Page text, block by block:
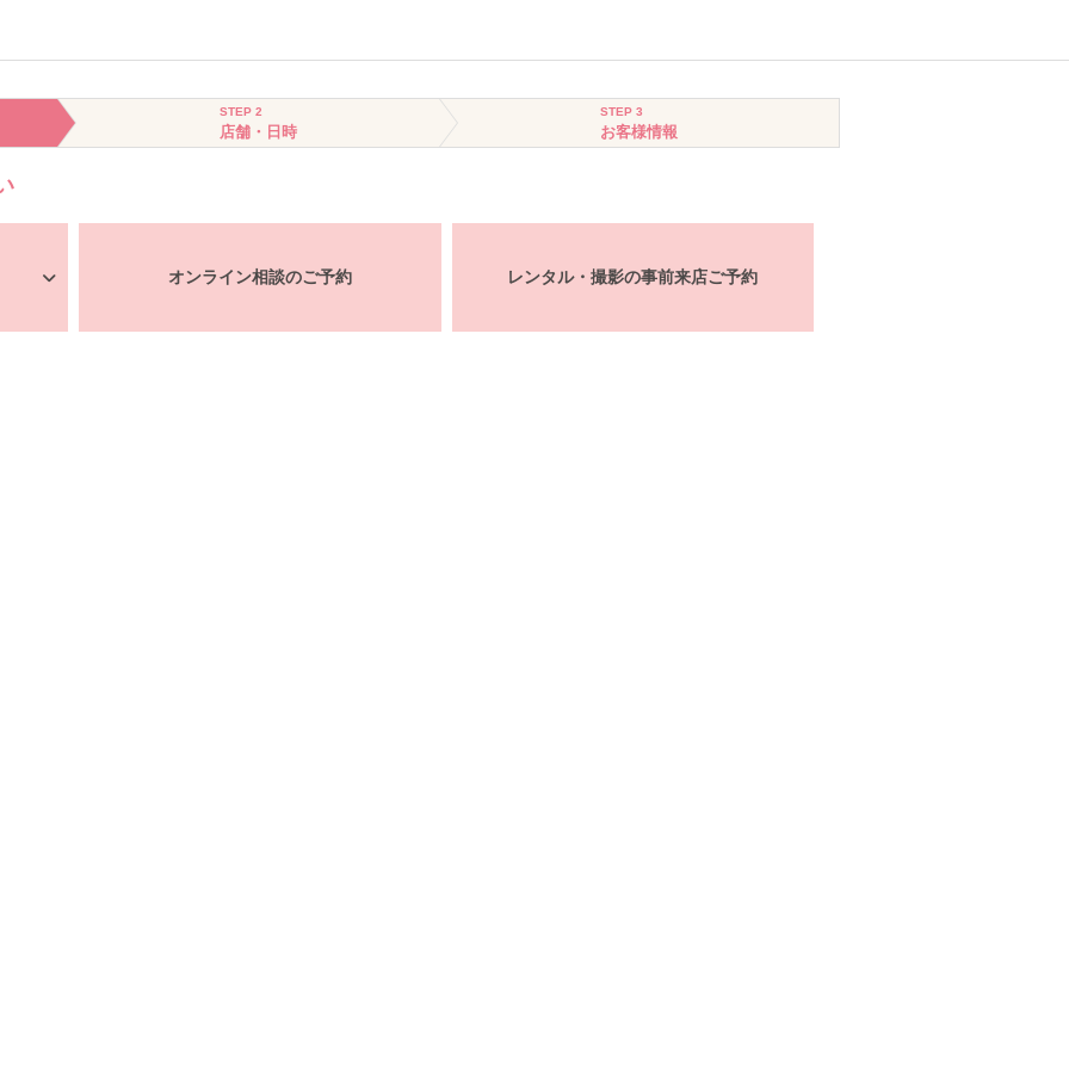
STEP 2
店舗・日時
STEP 3
お客様情報
オンライン相談のご予約 レンタル・撮影の事前来店ご予約